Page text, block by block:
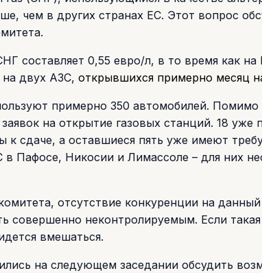
чем в других странах ЕС. Этот вопрос
составляет 0,55 евро/л, в то время как
на двух АЗС, открывшихся примерно месяц
примерно 350 автомобилей.
на открытие газовых станций. 18 уже
к сдаче, а оставшиеся пять уже имеют
Пафосе, Никосии и Лимассоле – для них
отсутствие конкуренции на
совершенно неконтролируемым. Если
вмешаться.
на следующем заседании обсудить